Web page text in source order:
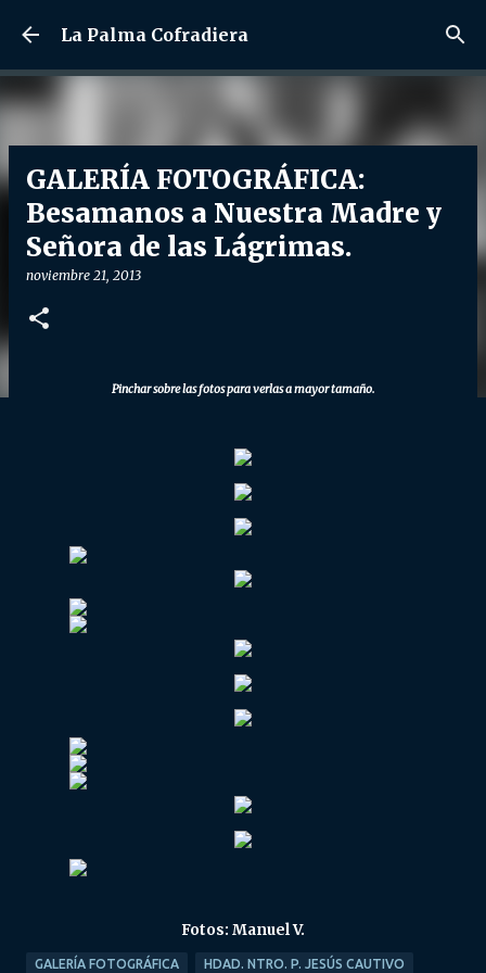
Ir al contenido principal
La Palma Cofradiera
GALERÍA FOTOGRÁFICA:
Besamanos a Nuestra Madre y
Señora de las Lágrimas.
noviembre 21, 2013
Pinchar sobre las fotos para verlas a mayor tamaño.
Fotos: Manuel V.
GALERÍA FOTOGRÁFICA HDAD. NTRO. P. JESÚS CAUTIVO